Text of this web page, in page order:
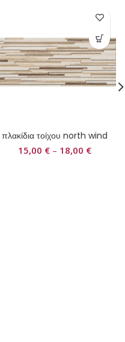
πλακίδια τοίχου north wind
15,00 € – 18,00 €